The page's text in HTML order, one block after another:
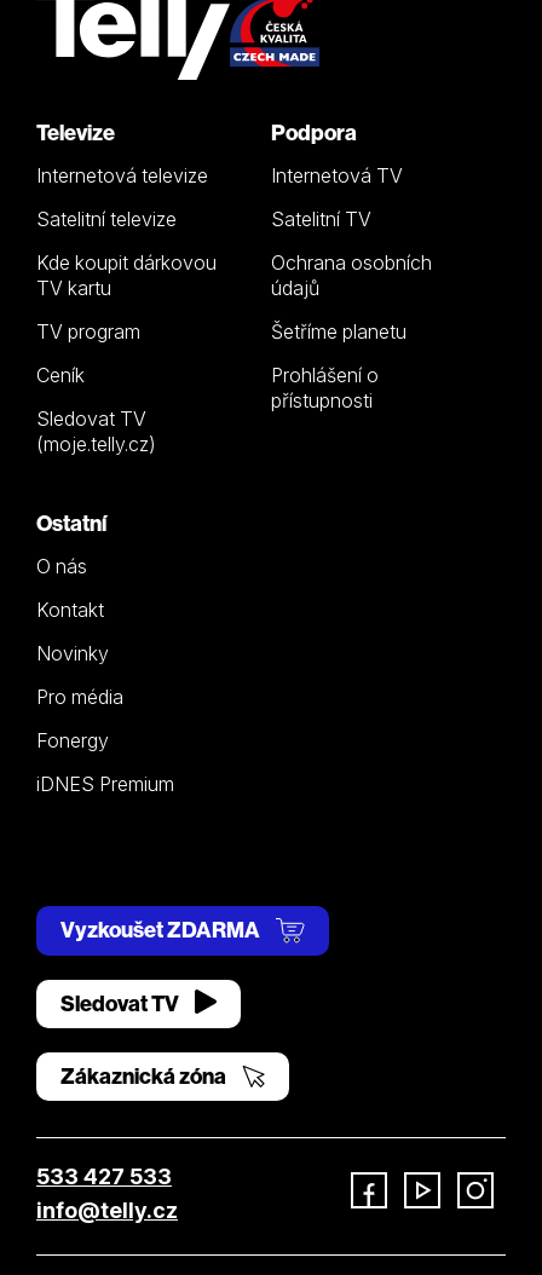
Televize
Internetová televize
Satelitní televize
Kde koupit dárkovou
TV kartu
TV program
Ceník
Sledovat TV
(moje.telly.cz)
Podpora
Internetová TV
Satelitní TV
Ochrana osobních
údajů
Šetříme planetu
Prohlášení o
přístupnosti
Ostatní
O nás
Kontakt
Novinky
Pro média
Fonergy
iDNES Premium
Vyzkoušet ZDARMA
Sledovat TV
Zákaznická zóna
533 427 533
info@telly.cz